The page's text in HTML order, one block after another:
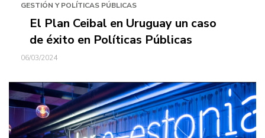
GESTIÓN Y POLÍTICAS PÚBLICAS
El Plan Ceibal en Uruguay un caso
de éxito en Políticas Públicas
06/03/2024